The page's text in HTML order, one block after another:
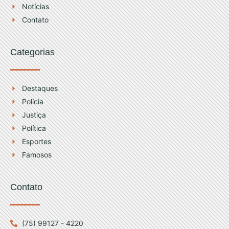
a
g
r
a
m
u
b
e
Notícias
Contato
Categorias
Destaques
Polícia
Justiça
Política
Esportes
Famosos
Contato
(75) 99127 - 4220